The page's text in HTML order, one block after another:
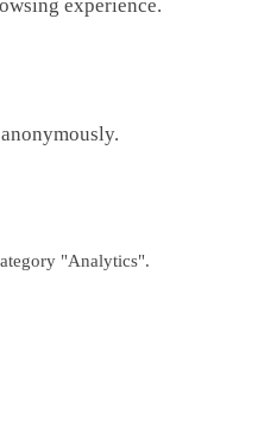
experience.
"Analytics".